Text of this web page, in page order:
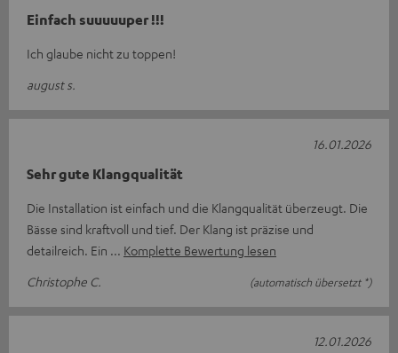
Einfach suuuuuper !!!
Ich glaube nicht zu toppen!
august s.
Sehr gute Klangqualität
Die Installation ist einfach und die Klangqualität überzeugt. Die
Bässe sind kraftvoll und tief. Der Klang ist präzise und
detailreich. Ein
Komplette Bewertung lesen
Christophe C.
(automatisch übersetzt *)
16.01.2026
12.01.2026